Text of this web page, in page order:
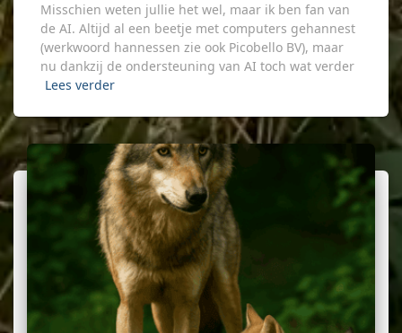
Misschien weten jullie het wel, maar ik ben fan van
de AI. Altijd al een beetje met computers gehannest
(werkwoord hannessen zie ook Picobello BV), maar
nu dankzij de ondersteuning van AI toch wat verder
Lees verder